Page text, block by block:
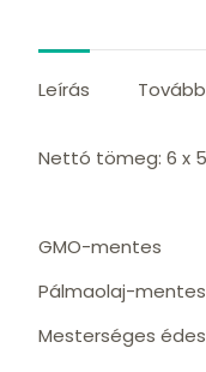
Leírás
Nettó tömeg: 6 x
GMO-mentes
Pálmaolaj-mentes
Mesterséges